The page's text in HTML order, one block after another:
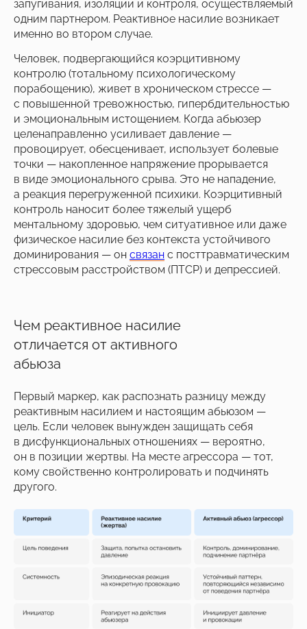
запугивания, изоляции и контроля, осуществляемый
одним партнером. Реактивное насилие возникает
именно во втором случае.
Человек, подвергающийся коэрцитивному
контролю (тотальному психологическому
порабощению), живет в хроническом стрессе —
с повышенной тревожностью, гипербдительностью
и эмоциональным истощением. Когда абьюзер
целенаправленно усиливает давление —
провоцирует, обесценивает, использует болевые
точки — накопленное напряжение прорывается
в виде эмоционального срыва. Это не нападение,
а реакция перегруженной психики. Коэрцитивный
контроль наносит более тяжелый ущерб
ментальному здоровью, чем ситуативное или даже
физическое насилие без контекста устойчивого
доминирования — он связан с посттравматическим
стрессовым расстройством (ПТСР) и депрессией.
Чем реактивное насилие
отличается от активного
абьюза
Первый маркер, как распознать разницу между
реактивным насилием и настоящим абьюзом —
цель. Если человек вынужден защищать себя
в дисфункциональных отношениях — вероятно,
он в позиции жертвы. На месте агрессора — тот,
кому свойственно контролировать и подчинять
другого.